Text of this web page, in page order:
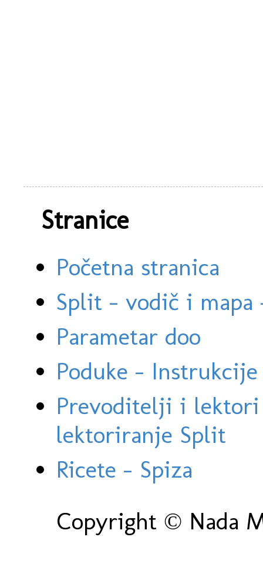
Stranice
Početna stranica
Split - vodič i
Parametar doo
Poduke -
Prevoditelji i
lektoriranje Split
Ricete - Spiza
Copyright © Nada